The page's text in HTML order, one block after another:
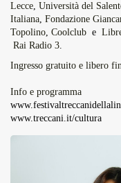
Lecce, Università del
Italiana, Fondazione
Topolino, Coolclub e
Rai Radio 3.
Ingresso gratuito e libero
Info e programma
www.treccani.it/cultura